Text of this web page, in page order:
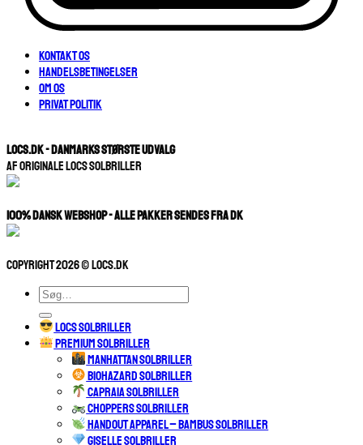
Kontakt os
Handelsbetingelser
Om os
Privat Politik
LOCS.DK - Danmarks største udvalg
Af originale Locs Solbriller
100% Dansk Webshop - Alle pakker sendes fra dk
Copyright 2026 © Locs.dk
Søg
efter:
LOCS SOLBRILLER
PREMIUM SOLBRILLER
MANHATTAN SOLBRILLER
BIOHAZARD SOLBRILLER
CAPRAIA SOLBRILLER
CHOPPERS SOLBRILLER
HANDOUT APPAREL – BAMBUS SOLBRILLER
GISELLE SOLBRILLER